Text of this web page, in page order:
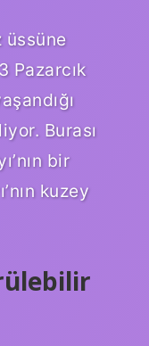
üssüne
Pazarcık
Burası
bir
kuzey